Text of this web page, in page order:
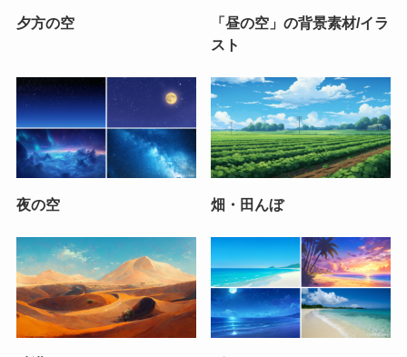
夕方の空
「昼の空」の背景素材/イラ
スト
夜の空 畑・田んぼ